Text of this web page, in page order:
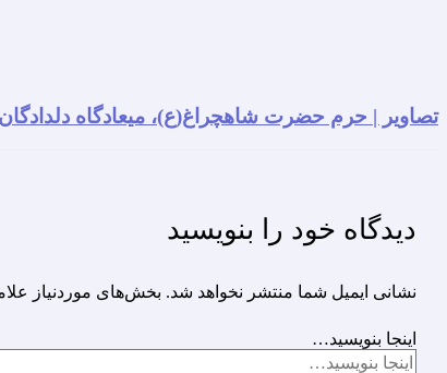
تصاویر | حرم حضرت شاهچراغ(ع)، میعادگاه دلدادگان
دیدگاه‌ خود را بنویسید
نشانی ایمیل شما منتشر نخواهد شد. بخش‌های موردنیاز
اینجا بنویسید…